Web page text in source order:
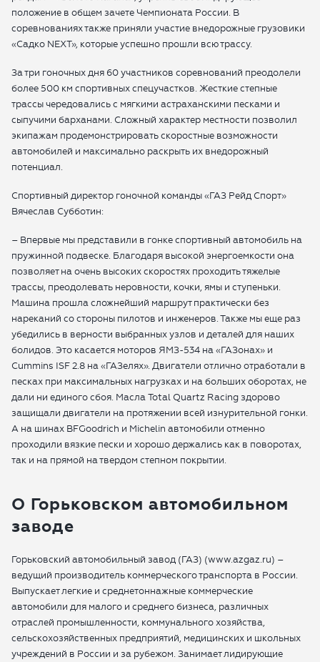
положение в общем зачете Чемпионата России. В
соревнованиях также приняли участие внедорожные грузовики
«Садко NEXT», которые успешно прошли всю трассу.
За три гоночных дня 60 участников соревнований преодолели
более 500 км спортивных спецучастков. Жесткие степные
трассы чередовались с мягкими астраханскими песками и
сыпучими барханами. Сложный характер местности позволил
экипажам продемонстрировать скоростные возможности
автомобилей и максимально раскрыть их внедорожный
потенциал.
Спортивный директор гоночной команды «ГАЗ Рейд Спорт»
Вячеслав Субботин:
– Впервые мы представили в гонке спортивный автомобиль на
пружинной подвеске. Благодаря высокой энергоемкости она
позволяет на очень высоких скоростях проходить тяжелые
трассы, преодолевать неровности, кочки, ямы и ступеньки.
Машина прошла сложнейший маршрут практически без
нареканий со стороны пилотов и инженеров. Также мы еще раз
убедились в верности выбранных узлов и деталей для наших
болидов. Это касается моторов ЯМЗ-534 на «ГАЗонах» и
Cummins ISF 2.8 на «ГАЗелях». Двигатели отлично отработали в
песках при максимальных нагрузках и на больших оборотах, не
дали ни единого сбоя. Масла Total Quartz Racing здорово
защищали двигатели на протяжении всей изнурительной гонки.
А на шинах BFGoodrich и Michelin автомобили отменно
проходили вязкие пески и хорошо держались как в поворотах,
так и на прямой на твердом степном покрытии.
О Горьковском автомобильном
заводе
Горьковский автомобильный завод (ГАЗ) (www.azgaz.ru) –
ведущий производитель коммерческого транспорта в России.
Выпускает легкие и среднетоннажные коммерческие
автомобили для малого и среднего бизнеса, различных
отраслей промышленности, коммунального хозяйства,
сельскохозяйственных предприятий, медицинских и школьных
учреждений в России и за рубежом. Занимает лидирующие